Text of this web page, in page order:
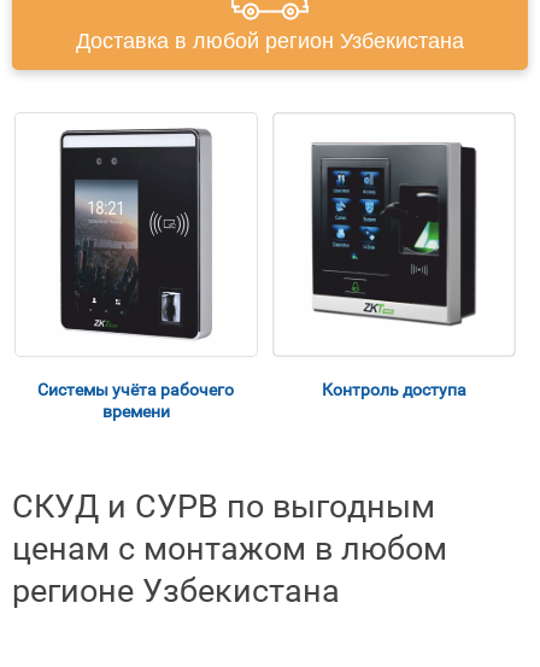
Доставка в любой регион Узбекистана
Системы учёта рабочего
времени
Контроль доступа
СКУД и СУРВ по выгодным
ценам с монтажом в любом
регионе Узбекистана